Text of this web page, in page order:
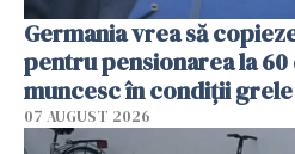
Germania vrea să
pentru pensionarea la
muncesc în condiții grele
07 AUGUST 2026